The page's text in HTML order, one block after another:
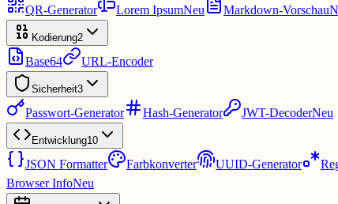
QR-Generator Lorem IpsumNeu Markdown-Vorschau
Kodierung2
Base64 URL-Encoder
Sicherheit3
Passwort-Generator Hash-Generator JWT-DecoderNeu
Entwicklung10
JSON Formatter Farbkonverter UUID-Generator
Browser InfoNeu